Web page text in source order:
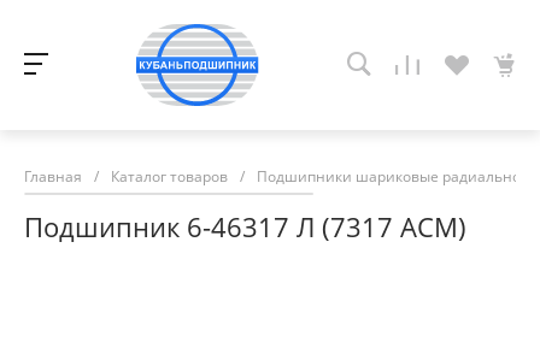
Главная / Каталог товаров / Подшипники шариковые радиально-
Подшипник 6-46317 Л (7317 АСМ)